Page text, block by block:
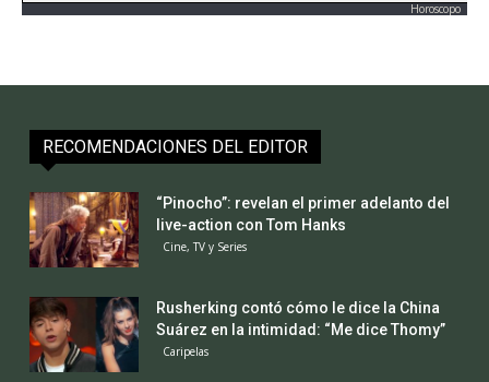
Horoscopo
RECOMENDACIONES DEL EDITOR
“Pinocho”: revelan el primer adelanto del
live-action con Tom Hanks
Cine, TV y Series
Rusherking contó cómo le dice la China
Suárez en la intimidad: “Me dice Thomy”
Caripelas